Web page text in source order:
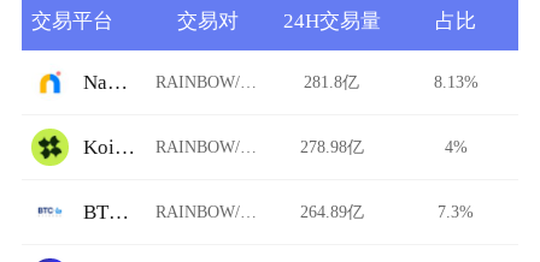
交易平台 交易对 24H交易量 占比
Namebase RAINBOW/USDT 281.8亿 8.13%
Koi Finance RAINBOW/USDT 278.98亿 4%
BTCBank RAINBOW/USDT 264.89亿 7.3%